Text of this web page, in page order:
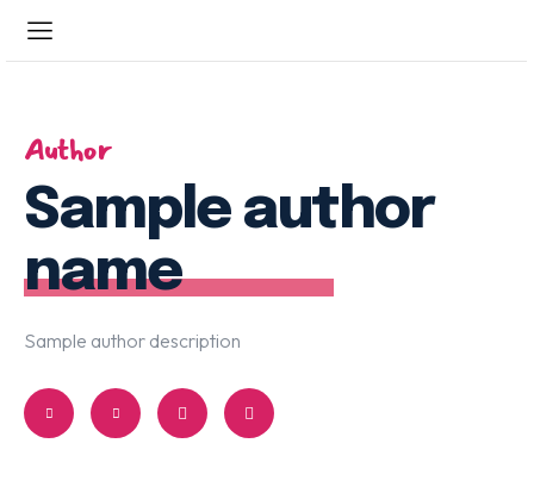
Home
Sobre a STT
Serviços
Contato
Author
Sample author
name
Sample author description